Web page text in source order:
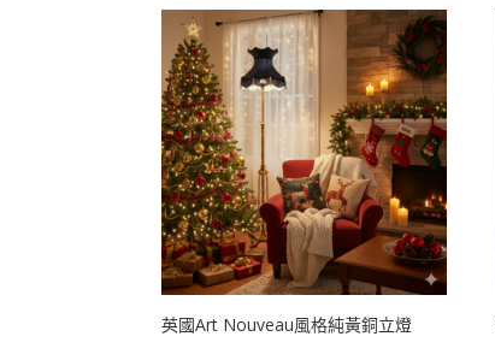
英國Art Nouveau風格純黃銅立燈